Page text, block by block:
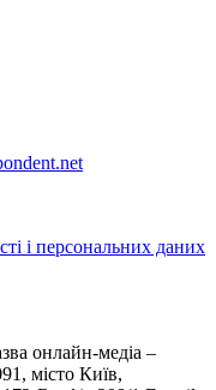
і персональних даних
онлайн-медіа –
місто Київ,